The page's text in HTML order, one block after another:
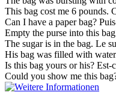
This bag cost me 6 pounds.
Can I have a paperbag?
Empty the purse into this bag
The sugar is in the bag. Le
His bag was filled with
Is this bag yours or his? Est-
Could you show me this bag